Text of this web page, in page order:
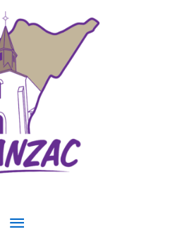
MENU